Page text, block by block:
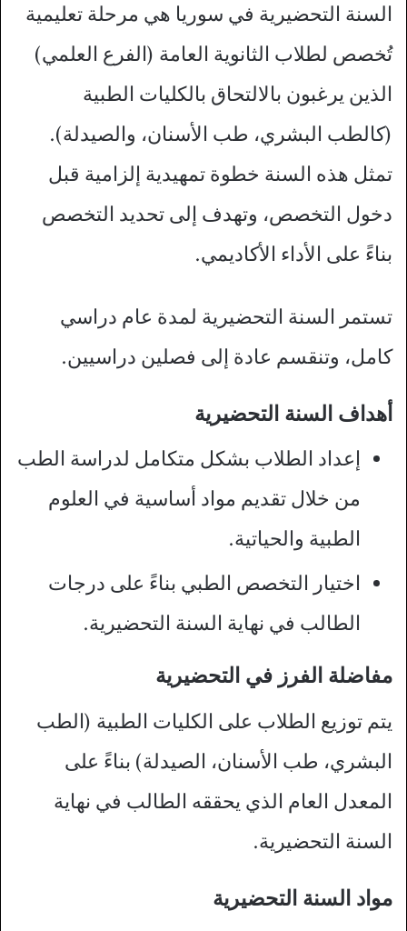
السنة التحضيرية في سوريا هي مرحلة تعليمية
تُخصص لطلاب الثانوية العامة (الفرع العلمي)
الذين يرغبون بالالتحاق بالكليات الطبية
(كالطب البشري، طب الأسنان، والصيدلة).
تمثل هذه السنة خطوة تمهيدية إلزامية قبل
دخول التخصص، وتهدف إلى تحديد التخصص
بناءً على الأداء الأكاديمي.
تستمر السنة التحضيرية لمدة عام دراسي
كامل، وتنقسم عادة إلى فصلين دراسيين.
أهداف السنة التحضيرية
إعداد الطلاب بشكل متكامل لدراسة الطب
من خلال تقديم مواد أساسية في العلوم
الطبية والحياتية.
اختيار التخصص الطبي بناءً على درجات
الطالب في نهاية السنة التحضيرية.
مفاضلة الفرز في التحضيرية
يتم توزيع الطلاب على الكليات الطبية (الطب
البشري، طب الأسنان، الصيدلة) بناءً على
المعدل العام الذي يحققه الطالب في نهاية
السنة التحضيرية.
مواد السنة التحضيرية